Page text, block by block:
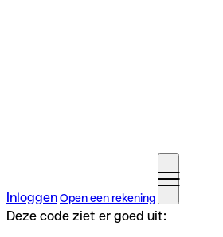
InloggenOpen een rekening
Deze code ziet er goed uit: